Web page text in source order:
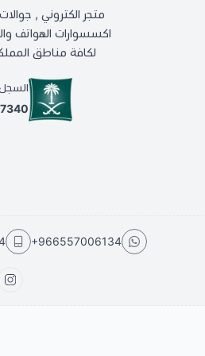
متجر الكتروني ,
اكسسوارات الهواتف
لكافة مناطق
السجل
+966557006134